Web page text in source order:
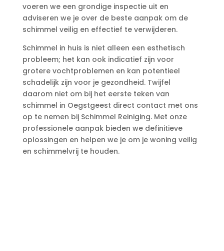
voeren we een grondige inspectie uit en
adviseren we je over de beste aanpak om de
schimmel veilig en effectief te verwijderen.​
Schimmel in huis is niet alleen een esthetisch
probleem; het kan ook indicatief zijn voor
grotere vochtproblemen en kan potentieel
schadelijk zijn voor je gezondheid.​ Twijfel
daarom niet om bij het eerste teken van
schimmel in Oegstgeest direct contact met ons
op te nemen bij Schimmel Reiniging.​ Met onze
professionele aanpak bieden we definitieve
oplossingen en helpen we je om je woning veilig
en schimmelvrij te houden.​